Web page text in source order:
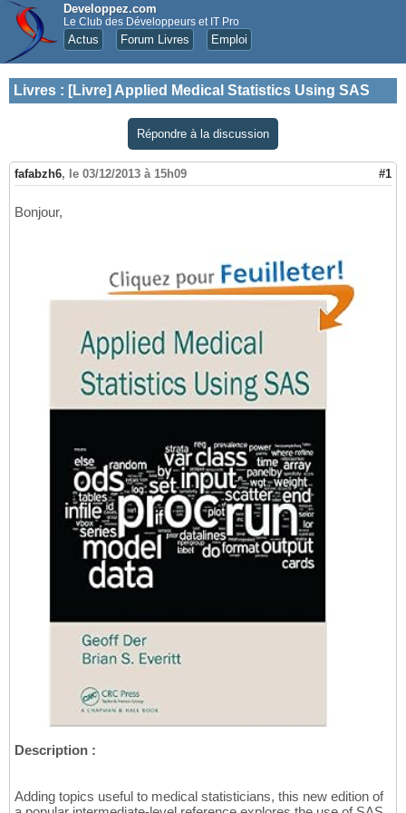
Developpez.com
Le Club des Développeurs et IT Pro
Actus Forum Livres Emploi
Livres : [Livre] Applied Medical Statistics Using SAS
Répondre à la discussion
fafabzh6, le 03/12/2013 à 15h09 #1
Bonjour,
Description :
Adding topics useful to medical statisticians, this new edition of